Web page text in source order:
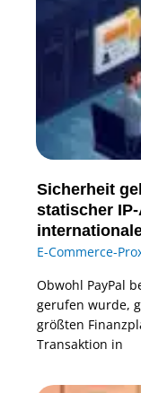
Sicherheit
statischer
E-Commerce-
Obwohl PayPal
gerufen wurde,
größten
Transaktion in